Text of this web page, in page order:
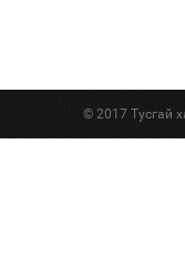
© 2017 Тусгай